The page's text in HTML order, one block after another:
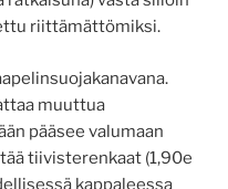
riittämättömiksi.
muuttua
pääsee valumaan
tiivisterenkaat (1,90e
kappaleessa